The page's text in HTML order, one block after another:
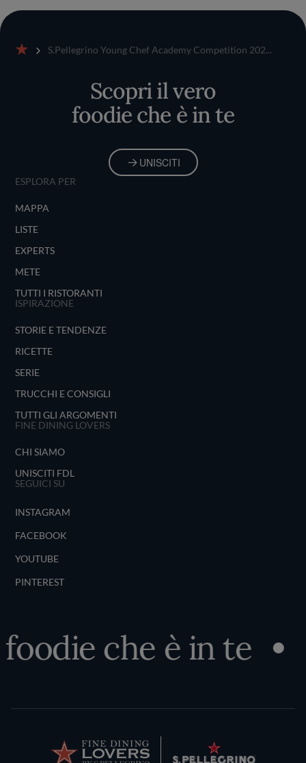
S.Pellegrino Young Chef Academy Competition 202...
Scopri il vero
foodie che è in te
UNISCITI
ESPLORA PER
MAPPA
LISTE
EXPERTS
METE
TUTTI I RISTORANTI
ISPIRAZIONE
STORIE E TENDENZE
RICETTE
SERIE
TRUCCHI E CONSIGLI
TUTTI GLI ARGOMENTI
FINE DINING LOVERS
CHI SIAMO
UNISCITI FDL
SEGUICI SU
INSTAGRAM
FACEBOOK
YOUTUBE
PINTEREST
che è in te